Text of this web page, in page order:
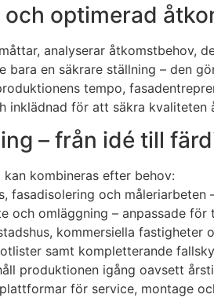
optimerad
analyserar åtkomstbehov,
bara en säkrare ställning – den
tempo,
inklädnad för att säkra kvaliteten
– från idé till
kombineras efter behov:
fasadisolering och
och omläggning – anpassade
kommersiella
samt kompletterande
produktionen igång oavsett
för service, montage